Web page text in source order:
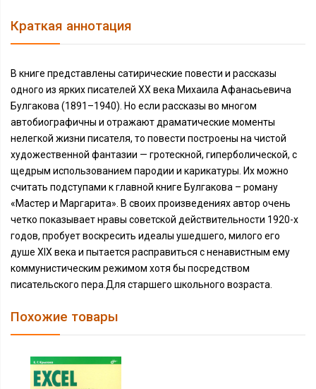
Краткая аннотация
В книге представлены сатирические повести и рассказы
одного из ярких писателей XX века Михаила Афанасьевича
Булгакова (1891–1940). Но если рассказы во многом
автобиографичны и отражают драматические моменты
нелегкой жизни писателя, то повести построены на чистой
художественной фантазии — гротескной, гиперболической, с
щедрым использованием пародии и карикатуры. Их можно
считать подступами к главной книге Булгакова – роману
«Мастер и Маргарита». В своих произведениях автор очень
четко показывает нравы советской действительности 1920-х
годов, пробует воскресить идеалы ушедшего, милого его
душе XIX века и пытается расправиться с ненавистным ему
коммунистическим режимом хотя бы посредством
писательского пера.Для старшего школьного возраста.
Похожие товары